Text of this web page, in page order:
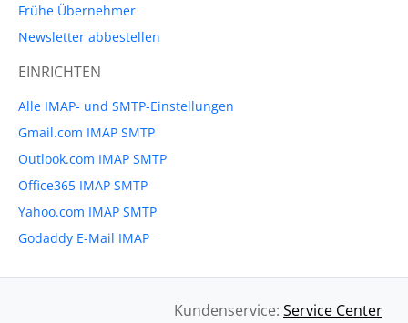
Frühe Übernehmer
Newsletter abbestellen
EINRICHTEN
Alle IMAP- und SMTP-Einstellungen
Gmail.com IMAP SMTP
Outlook.com IMAP SMTP
Office365 IMAP SMTP
Yahoo.com IMAP SMTP
Godaddy E-Mail IMAP
Kundenservice: Service Center